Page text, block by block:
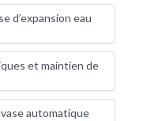
d’expansion eau
et maintien de
automatique